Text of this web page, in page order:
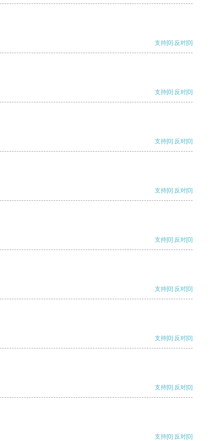
支持[0] 反对[0]
支持[0] 反对[0]
支持[0] 反对[0]
支持[0] 反对[0]
支持[0] 反对[0]
支持[0] 反对[0]
支持[0] 反对[0]
支持[0] 反对[0]
支持[0] 反对[0]